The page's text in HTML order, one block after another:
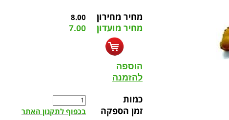
מחיר מחירון 8.00
מחיר מועדון 7.00
הוספה
להזמנה
כמות
זמן הספקה
בכפוף לתקנון האתר